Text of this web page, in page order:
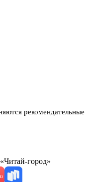
рекомендательные
город»